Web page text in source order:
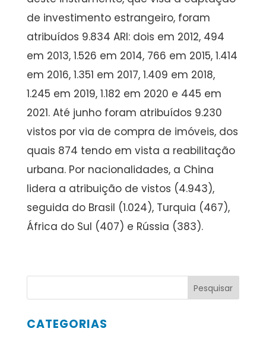
de investimento estrangeiro, foram
atribuídos 9.834 ARI: dois em 2012, 494
em 2013, 1.526 em 2014, 766 em 2015, 1.414
em 2016, 1.351 em 2017, 1.409 em 2018,
1.245 em 2019, 1.182 em 2020 e 445 em
2021. Até junho foram atribuídos 9.230
vistos por via de compra de imóveis, dos
quais 874 tendo em vista a reabilitação
urbana. Por nacionalidades, a China
lidera a atribuição de vistos (4.943),
seguida do Brasil (1.024), Turquia (467),
África do Sul (407) e Rússia (383).
CATEGORIAS